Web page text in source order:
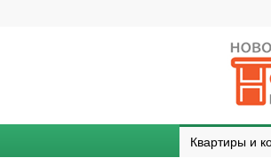
Квартиры и